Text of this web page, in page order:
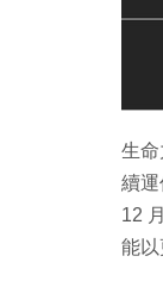
生
續
12
能以